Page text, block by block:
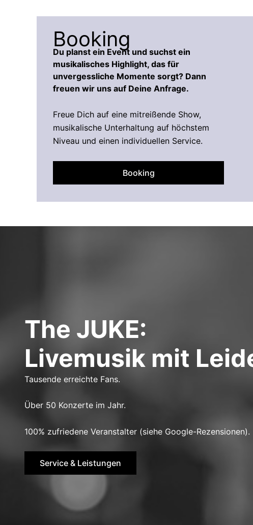
Booking
Du planst ein Event und suchst ein
musikalisches Highlight, das für
unvergessliche Momente sorgt? Dann
freuen wir uns auf Deine Anfrage.
Freue Dich auf eine mitreißende Show,
musikalische Unterhaltung auf höchstem
Niveau und einen individuellen Service.
Booking
The JUKE:
Livemusik mit
Tausende erreichte Fans.
Über 50 Konzerte im Jahr.
100% zufriedene Veranstalter (siehe Google-Rezensionen).
Service & Leistungen